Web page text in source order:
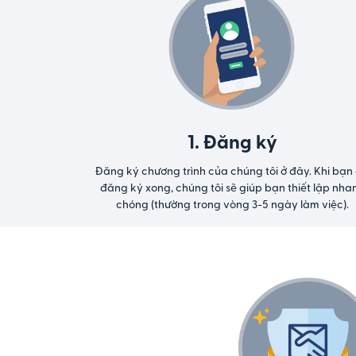
1. Đăng ký
Đăng ký chương trình của chúng tôi ở đây. Khi bạn
đăng ký xong, chúng tôi sẽ giúp bạn thiết lập
chóng (thường trong vòng 3-5 ngày làm việc).